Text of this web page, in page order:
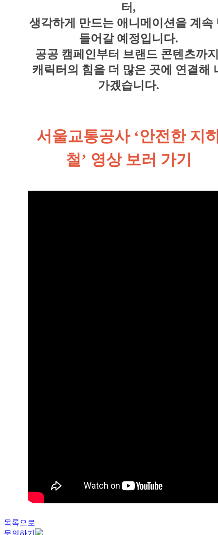
터,
생각하게 만드는 애니메이션을 계속
들어갈 예정입니다.
공공 캠페인부터 브랜드 콘텐츠까
캐릭터의 힘을 더 많은 곳에 연결해
가겠습니다.
서울교통공사 ‘안전한 지
철’ 영상 보러 가기
목록으로
문의하기